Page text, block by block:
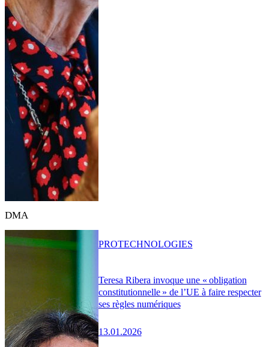
DMA
Teresa Ribera invoque une « obligation
constitutionnelle » de l’UE à faire respecter
ses règles numériques
13.01.2026
PROTECHNOLOGIES